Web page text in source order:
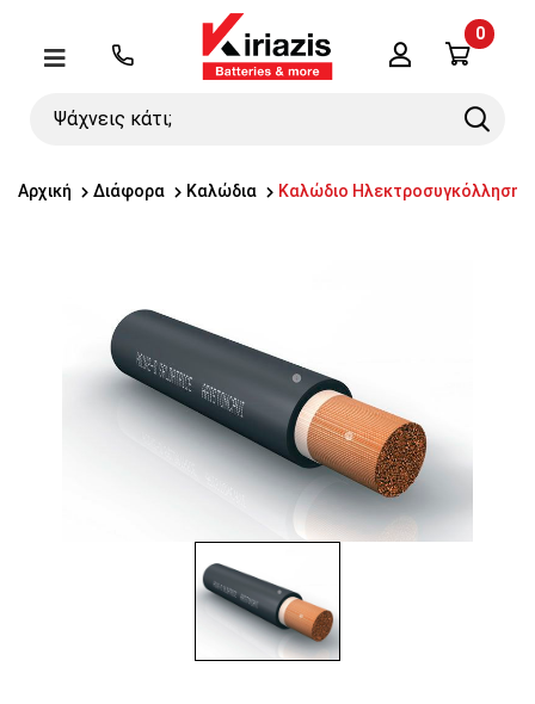
Μενού
Ψάχνεις
Search
Λογαριασμός
0
Αρχική Διάφορα Καλώδια Καλώδιο Ηλεκτροσυγκόλλησης